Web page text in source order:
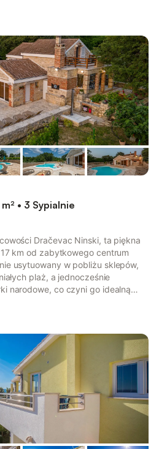
kilka metrów od domu,
• 3 Sypialnie
Dračevac Ninski, ta piękna
km od zabytkowego centrum
usytuowany w pobliżu sklepów,
plaż, a jednocześnie
narodowe, co czyni go idealną
Goście mogą odpocząć
z basenu z systemem masażu,
lub zagrać w tradycyjną dalmacką